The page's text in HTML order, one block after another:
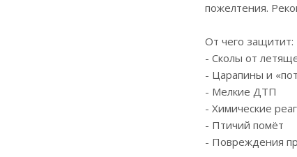
пожелтения.
От чего защитит:
- Сколы от
- Царапины и
- Мелкие ДТП
- Химические
- Птичий помёт
- Повреждения